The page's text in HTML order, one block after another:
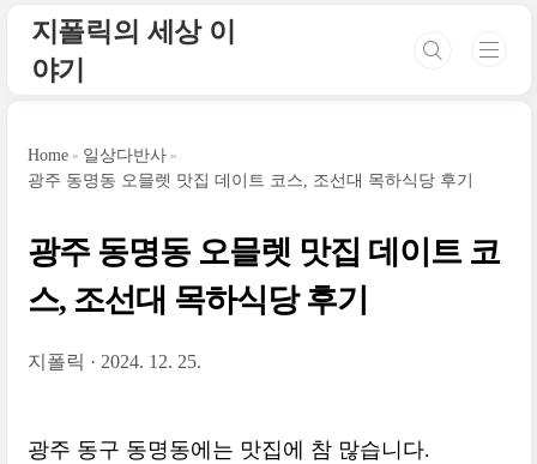
지폴릭의 세상 이
야기
Home
일상다반사
광주 동명동 오믈렛 맛집 데이트 코스, 조선대 목하식당 후기
광주 동명동 오믈렛 맛집 데이트 코
스, 조선대 목하식당 후기
지폴릭 2024. 12. 25.
광주 동구 동명동에는 맛집에 참 많습니다.